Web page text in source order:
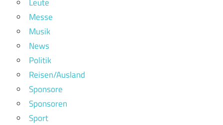
Messe
Musik
News
Politik
Reisen/Ausland
Sponsore
Sponsoren
Sport